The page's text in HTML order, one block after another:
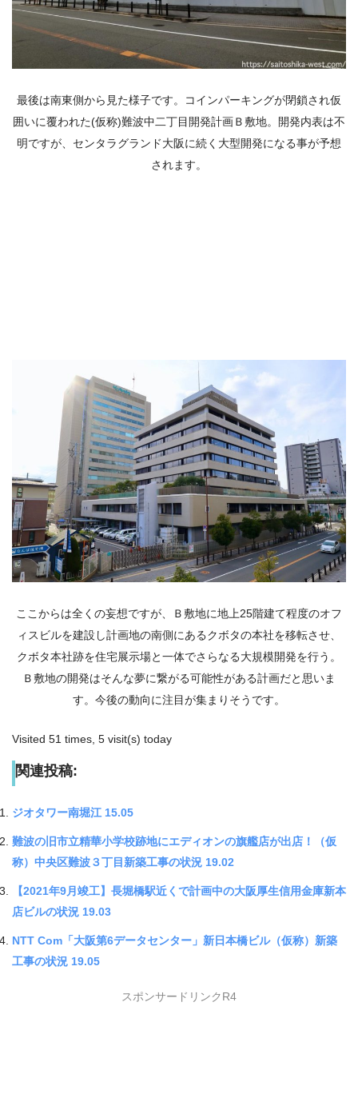
最後は南東側から見た様子です。コインパーキングが閉鎖され仮
囲いに覆われた(仮称)難波中二丁目開発計画Ｂ敷地。開発内表は不
明ですが、センタラグランド大阪に続く大型開発になる事が予想
されます。
ここからは全くの妄想ですが、Ｂ敷地に地上25階建て程度のオフ
ィスビルを建設し計画地の南側にあるクボタの本社を移転させ、
クボタ本社跡を住宅展示場と一体でさらなる大規模開発を行う。
Ｂ敷地の開発はそんな夢に繋がる可能性がある計画だと思いま
す。今後の動向に注目が集まりそうです。
Visited 51 times, 5 visit(s) today
関連投稿:
ジオタワー南堀江 15.05
難波の旧市立精華小学校跡地にエディオンの旗艦店が出店！（仮
称）中央区難波３丁目新築工事の状況 19.02
【2021年9月竣工】長堀橋駅近くで計画中の大阪厚生信用金庫新本
店ビルの状況 19.03
NTT Com「大阪第6データセンター」新日本橋ビル（仮称）新築
工事の状況 19.05
スポンサードリンクR4